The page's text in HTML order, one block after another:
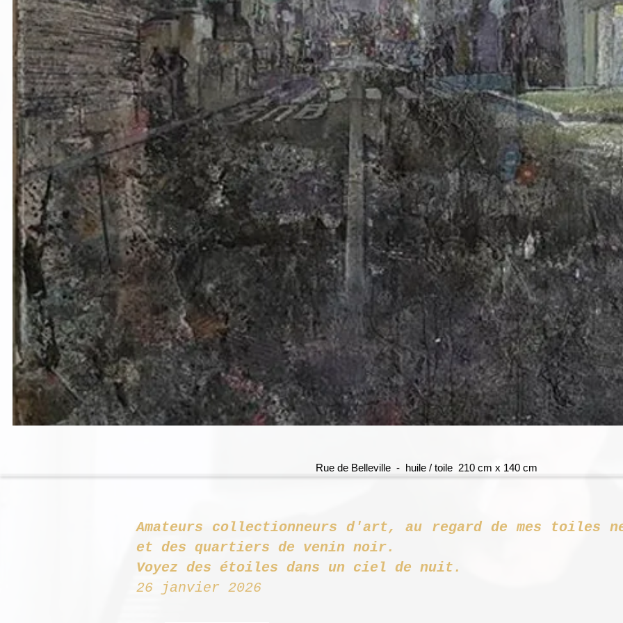
Rue de Belleville - huile / toile 210 cm x 140 cm
Amateurs collectionneurs d'art, au regard de mes toiles
et des quartiers de
Voyez des étoiles dans un ciel de nuit.
26 janvier 2026